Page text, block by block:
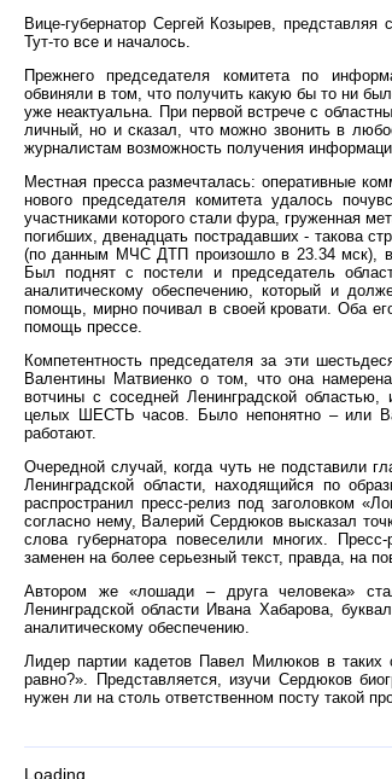
Вице-губернатор Сергей Козырев,
Тут-то все и началось.
Прежнего председателя комитета по
обвиняли в том, что получить какую бы то ни
уже неактуальна. При первой встрече с
личный, но и сказал, что можно звонить в
журналистам возможность получения
Местная пресса размечталась: оперативные
нового председателя комитета удалось
участниками которого стали фура, груженная
погибших, двенадцать пострадавших - такова
(по данным МЧС ДТП произошло в 23.34 мск), в
Был поднят с постели и председатель
аналитическому обеспечению, который и
помощь, мирно почивал в своей кровати. Оба
помощь прессе.
Компетентность председателя за эти
Валентины Матвиенко о том, что она
вотчины с соседней Ленинградской
целых ШЕСТЬ часов. Было непонятно – или
работают.
Очередной случай, когда чуть не подставили
Ленинградской области, находящийся по
распространил пресс-релиз под заголовком
согласно нему, Валерий Сердюков высказал
слова губернатора повеселили многих.
заменен на более серьезный текст, правда, на
Автором же «лошади – друга человека»
Ленинградской области Ивана Хабарова,
аналитическому обеспечению.
Лидер партии кадетов Павел Милюков в
равно?». Представляется, изучи Сердюков
нужен ли на столь ответственном посту такой
Loading...